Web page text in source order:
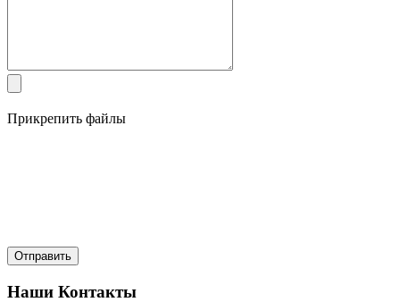
Прикрепить файлы
Наши Контакты